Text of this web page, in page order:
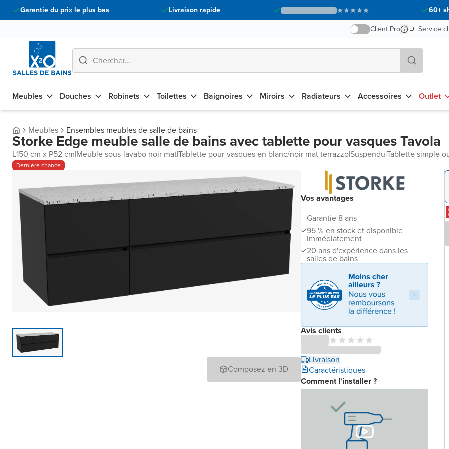
Garantie du prix le plus bas Livraison rapide 60+
Client Pro
Service
Meubles Douches Robinets Toilettes Baignoires Miroirs Radiateurs Accessoires Outlet
Meubles Ensembles meubles de salle de bains
Storke Edge meuble salle de bains avec tablette pour vasques Tavola
L150 cm x P52 cm|Meuble sous-lavabo noir mat|Tablette pour vasques en blanc/noir mat terrazzo|Suspendu|Tablette simple
Dernière chance
Composez en 3D
Vos avantages
Garantie 8 ans
95 % en stock et disponible
immédiatement
20 ans d'expérience dans les
salles de bains
Avis clients
Livraison
Caractéristiques
Comment l'installer ?